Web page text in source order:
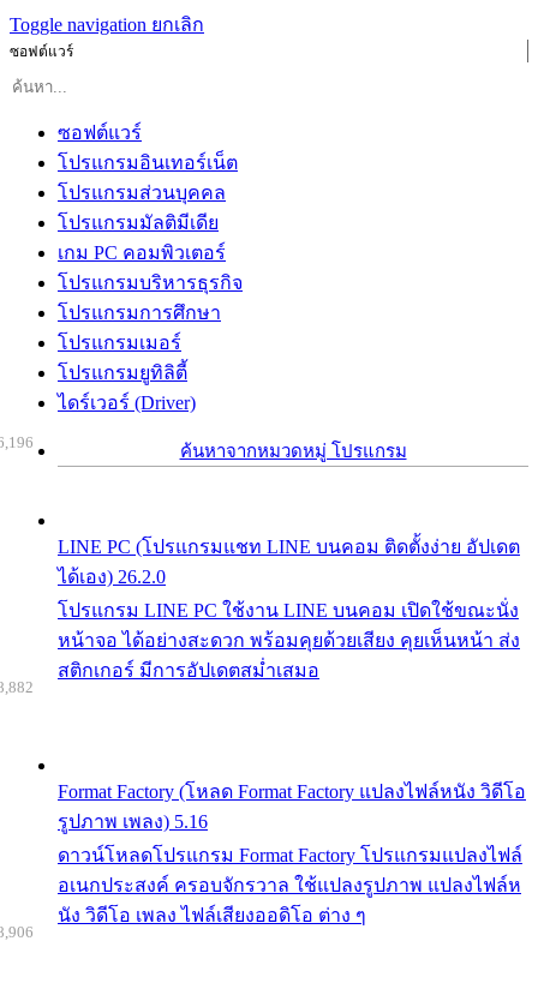
Toggle navigation ยกเลิก
ซอฟต์แวร์
ซอฟต์แวร์
โปรแกรมอินเทอร์เน็ต
โปรแกรมส่วนบุคคล
โปรแกรมมัลติมีเดีย
เกม PC คอมพิวเตอร์
โปรแกรมบริหารธุรกิจ
โปรแกรมการศึกษา
โปรแกรมเมอร์
โปรแกรมยูทิลิตี้
ไดร์เวอร์ (Driver)
ค้นหาจากหมวดหมู่ โปรแกรม
LINE PC (โปรแกรมแชท LINE บนคอม ติดตั้งง่าย อัปเดต
ได้เอง) 26.2.0
โปรแกรม LINE PC ใช้งาน LINE บนคอม เปิดใช้ขณะนั่ง
หน้าจอ ได้อย่างสะดวก พร้อมคุยด้วยเสียง คุยเห็นหน้า ส่ง
สติกเกอร์ มีการอัปเดตสม่ำเสมอ
Format Factory (โหลด Format Factory แปลงไฟล์หนัง วิดีโอ
รูปภาพ เพลง) 5.16
ดาวน์โหลดโปรแกรม Format Factory โปรแกรมแปลงไฟล์
อเนกประสงค์ ครอบจักรวาล ใช้แปลงรูปภาพ แปลงไฟล์ห
นัง วิดีโอ เพลง ไฟล์เสียงออดิโอ ต่าง ๆ